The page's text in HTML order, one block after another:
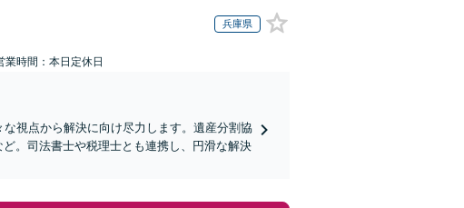
兵庫県
業時間：本日定休日
視点から解決に向け尽力します。遺産分割協
。司法書士や税理士とも連携し、円滑な解決